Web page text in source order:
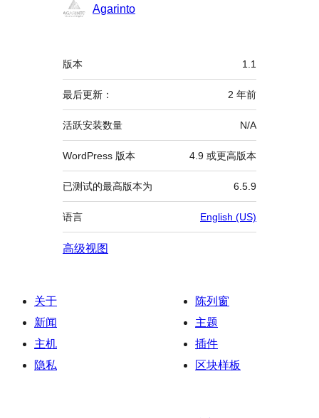
贡
Agarinto
额
外
信
息
版本 1.1
最后更新： 2 年前
活跃安装数量 N/A
WordPress 版本 4.9 或更高版本
已测试的最高版本为 6.5.9
语言 English (US)
高级视图
关于
新闻
主机
隐私
陈列窗
主题
插件
区块样板